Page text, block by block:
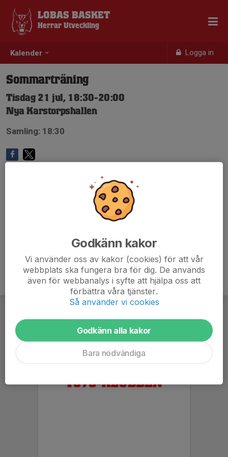
Kalender Logga in
LOBAS BASKET
Herrar Utveckling
Sommarträning
Tisdag 21 jul, 18:30-20:00
Nya Karstorpshallen
Samling: 18:30
Godkänn kakor
Vi använder oss av kakor (cookies) för att vår
webbplats ska fungera bra för dig. De används
även för webbanalys i syfte att hjälpa oss att
förbättra våra tjänster.
Så använder vi cookies
Godkänn alla kakor
Bara nödvändiga